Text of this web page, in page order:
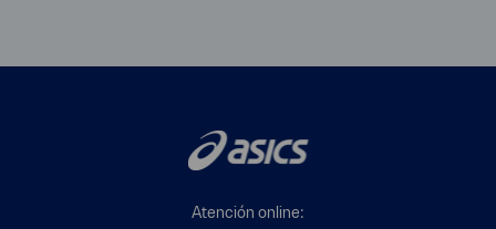
Atención online: